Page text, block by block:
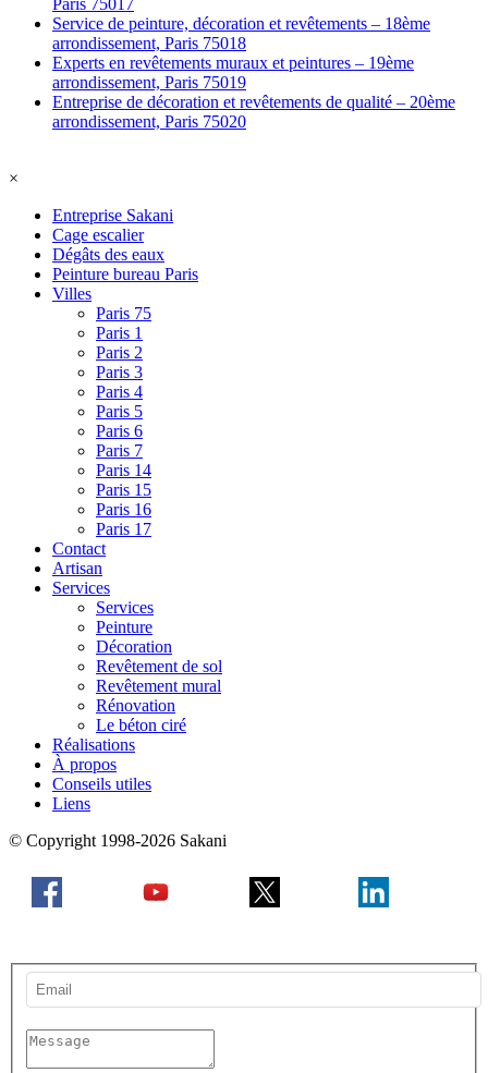
Paris 75017
Service de peinture, décoration et revêtements – 18ème
arrondissement, Paris 75018
Experts en revêtements muraux et peintures – 19ème
arrondissement, Paris 75019
Entreprise de décoration et revêtements de qualité – 20ème
arrondissement, Paris 75020
×
Entreprise Sakani
Cage escalier
Dégâts des eaux
Peinture bureau Paris
Villes
Paris 75
Paris 1
Paris 2
Paris 3
Paris 4
Paris 5
Paris 6
Paris 7
Paris 14
Paris 15
Paris 16
Paris 17
Contact
Artisan
Services
Services
Peinture
Décoration
Revêtement de sol
Revêtement mural
Rénovation
Le béton ciré
Réalisations
À propos
Conseils utiles
Liens
© Copyright 1998-2026 Sakani